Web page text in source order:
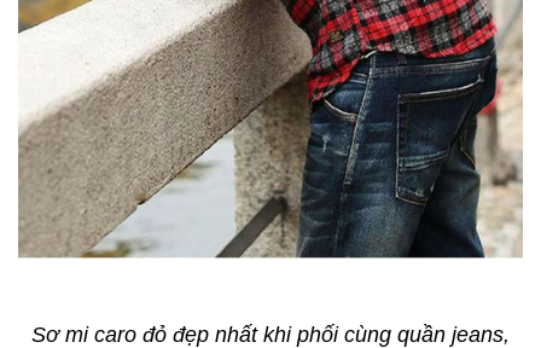
Sơ mi caro đỏ đẹp nhất khi phối cùng quần jeans,